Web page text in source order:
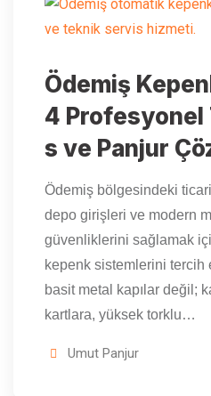
Ödemiş
4 Profesyonel
s ve Panjur
Ödemiş bölgesindeki ticari
depo girişleri ve modern
güvenliklerini sağlamak
kepenk sistemlerini tercih
basit metal kapılar değil;
kartlara, yüksek torklu…
Umut Panjur